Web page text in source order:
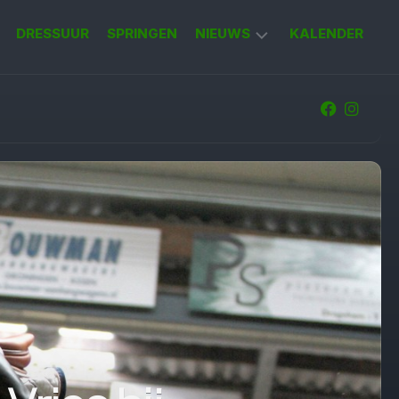
DRESSUUR SPRINGEN NIEUWS KALENDER